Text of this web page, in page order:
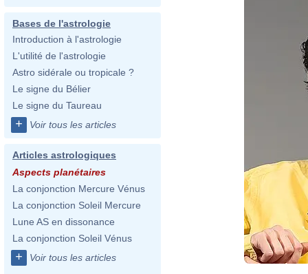
Bases de l'astrologie
Introduction à l'astrologie
L'utilité de l'astrologie
Astro sidérale ou tropicale ?
Le signe du Bélier
Le signe du Taureau
+ Voir tous les articles
Articles astrologiques
Aspects planétaires
La conjonction Mercure Vénus
La conjonction Soleil Mercure
Lune AS en dissonance
La conjonction Soleil Vénus
+ Voir tous les articles